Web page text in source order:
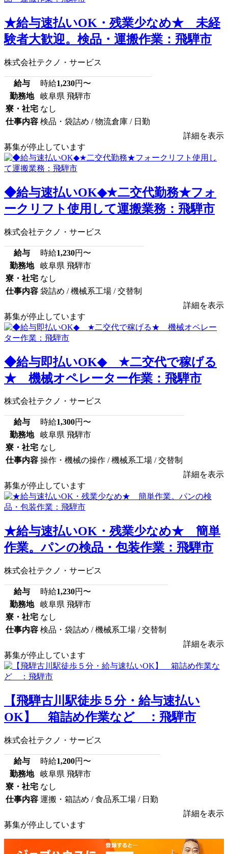
★給与速払いOK・残業少なめ★ 未経
験者大歓迎。検品・運搬作業：飛騨市
株式会社テクノ・サービス
給与 時給1,230円〜
勤務地
岐阜県 飛騨市
寮・社宅 なし
仕事内容 検品・袋詰め / 物流倉庫 / 日勤
詳細を表示
募集が停止しています
◆給与速払いOK◆★二交代勤務★フォ
ークリフト使用して運搬業務：飛騨市
株式会社テクノ・サービス
給与 時給1,230円〜
勤務地
岐阜県 飛騨市
寮・社宅 なし
仕事内容 袋詰め / 機械系工場 / 交替制
詳細を表示
募集が停止しています
◆給与即払いOK◆ ★二交代で稼げる
★ 機械オペレーター作業：飛騨市
株式会社テクノ・サービス
給与 時給1,300円〜
勤務地
岐阜県 飛騨市
寮・社宅 なし
仕事内容 操作・機械の操作 / 機械系工場 / 交替制
詳細を表示
募集が停止しています
★給与速払いOK・残業少なめ★ 簡単
作業。パンの検品・包装作業：飛騨市
株式会社テクノ・サービス
給与 時給1,230円〜
勤務地
岐阜県 飛騨市
寮・社宅 なし
仕事内容 検品・袋詰め / 機械系工場 / 交替制
詳細を表示
募集が停止しています
【飛騨古川駅徒歩５分・給与速払い
OK】 箱詰め作業など ：飛騨市
株式会社テクノ・サービス
給与 時給1,200円〜
勤務地
岐阜県 飛騨市
寮・社宅 なし
仕事内容 運搬・箱詰め / 食品系工場 / 日勤
詳細を表示
募集が停止しています